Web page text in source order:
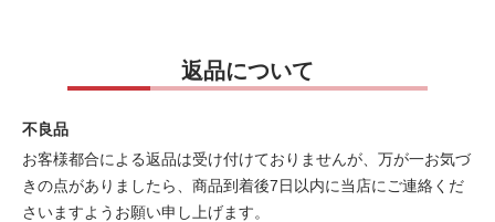
返品について
不良品
お客様都合による返品は受け付けておりませんが、万が一お気づ
きの点がありましたら、商品到着後7日以内に当店にご連絡くだ
さいますようお願い申し上げます。